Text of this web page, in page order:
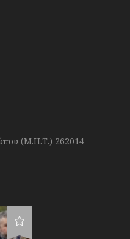
(Μ.Η.Τ.) 262014